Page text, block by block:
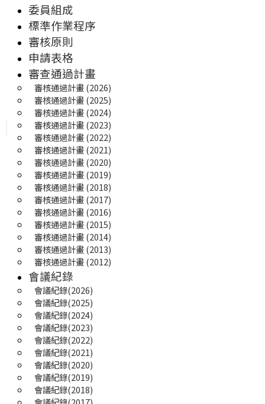
委員組成
標準作業程序
審核原則
申請表格
審查通過計畫
審核通過計畫 (2026)
審核通過計畫 (2025)
審核通過計畫 (2024)
審核通過計畫 (2023)
審核通過計畫 (2022)
審核通過計畫 (2021)
審核通過計畫 (2020)
審核通過計畫 (2019)
審核通過計畫 (2018)
審核通過計畫 (2017)
審核通過計畫 (2016)
審核通過計畫 (2015)
審核通過計畫 (2014)
審核通過計畫 (2013)
審核通過計畫 (2012)
會議紀錄
會議紀錄(2026)
會議紀錄(2025)
會議紀錄(2024)
會議紀錄(2023)
會議紀錄(2022)
會議紀錄(2021)
會議紀錄(2020)
會議紀錄(2019)
會議紀錄(2018)